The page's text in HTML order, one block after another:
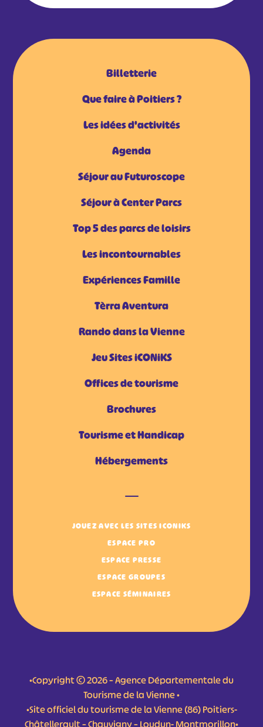
Billetterie
Que faire à Poitiers ?
Les idées d'activités
Agenda
Séjour au Futuroscope
Séjour à Center Parcs
Top 5 des parcs de loisirs
Les incontournables
Expériences Famille
Tèrra Aventura
Rando dans la Vienne
Jeu Sites iCONiKS
Offices de tourisme
Brochures
Tourisme et Handicap
Hébergements
JOUEZ AVEC LES SITES ICONIKS
ESPACE PRO
ESPACE PRESSE
ESPACE GROUPES
ESPACE SÉMINAIRES
•Copyright © 2026 – Agence Départementale du
Tourisme de la Vienne •
•Site officiel du tourisme de la Vienne (86) Poitiers-
Châtellerault – Chauvigny – Loudun- Montmorillon•